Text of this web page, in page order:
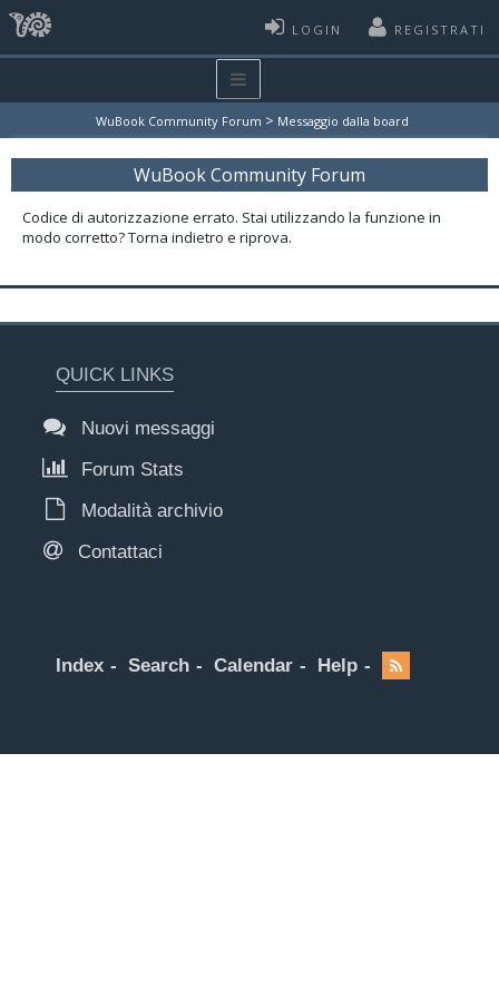
LOGIN REGISTRATI
WuBook Community Forum > Messaggio dalla board
WuBook Community Forum
Codice di autorizzazione errato. Stai utilizzando la funzione in
modo corretto? Torna indietro e riprova.
QUICK LINKS
Nuovi messaggi
Forum Stats
Modalità archivio
Contattaci
Index Search Calendar Help